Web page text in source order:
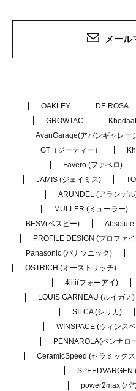
メール
OAKLEY DE ROSA
GROWTAC
AvanGarage(アバンギャレー
GT（ジーティー）
Favero (ファベロ)
JAMIS (ジェイミス)
ARUNDEL (アランデ
MULLER (ミューラー)
BESV(ベスビー)
Absolute
PROFILE DESIGN (プロファ
Panasonic (パナソニック)
OSTRICH (オーストリッチ)
4iiii(フォーアイ)
LOUIS GARNEAU (ルイガノ)
SILCA (シリカ)
WINSPACE (ウィンス
PENNAROLA(ペンナロ
CeramicSpeed (セラミック
SPEEDVARGEN
power2max (パ